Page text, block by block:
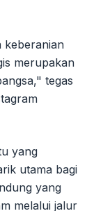
keberanian
merupakan
tegas
yang
utama bagi
yang
melalui jalur